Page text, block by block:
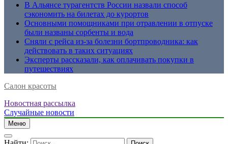
В Альянсе турагентств России назвали способ
сэкономить на билетах до курортов
Основными помощниками при отравлении в отпуске
были названы сорбенты и вода
Сняли с рейса из-за болезни бортпроводника: как
действовать в таких ситуациях
Эксперты рассказали, как оплачивать покупки в
путешествиях
Салон красоты
Новостная рассылка
Случайные новости
Меню